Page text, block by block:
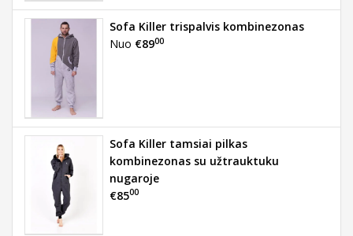
Sofa Killer trispalvis kombinezonas
Nuo €8900
Sofa Killer tamsiai pilkas
kombinezonas su užtrauktuku
nugaroje
€8500